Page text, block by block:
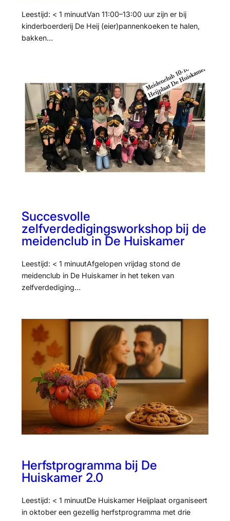
Leestijd: < 1 minuutVan 11:00–13:00 uur zijn er bij
kinderboerderij De Heij (eier)pannenkoeken te halen,
bakken…
Succesvolle
zelfverdedigingsworkshop bij de
meidenclub in De Huiskamer
Leestijd: < 1 minuutAfgelopen vrijdag stond de
meidenclub in De Huiskamer in het teken van
zelfverdediging…
Herfstprogramma bij De
Huiskamer 2.0
Leestijd: < 1 minuutDe Huiskamer Heijplaat organiseert
in oktober een gezellig herfstprogramma met drie